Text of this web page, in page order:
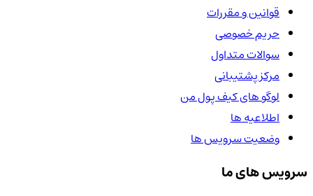
قوانین و مقررات
حریم خصوصی
سوالات متداول
مرکز پشتیبانی
لوگو های کیف پول من
اطلاعیه ها
وضعیت سرویس ها
سرویس های ما